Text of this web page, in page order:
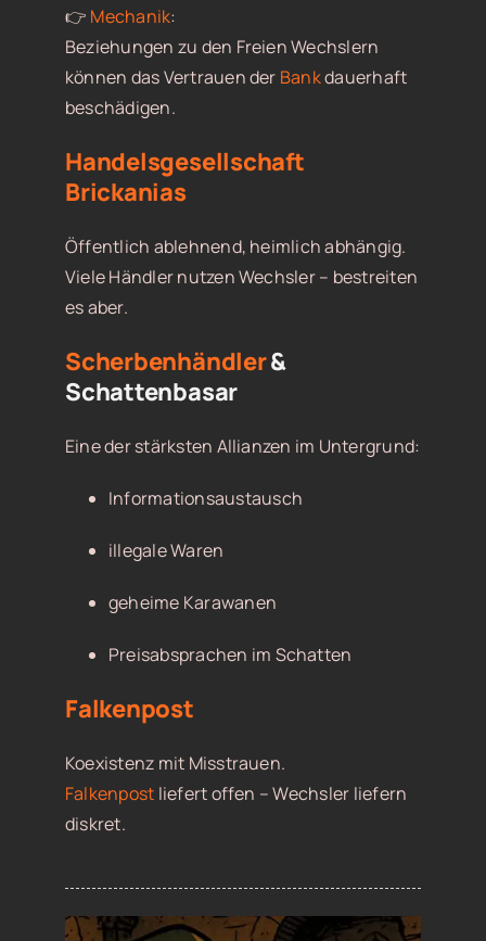
👉 Mechanik:
Beziehungen zu den Freien Wechslern
können das Vertrauen der Bankdauerhaft
beschädigen.
Handelsgesellschaft
Brickanias
Öffentlich ablehnend, heimlich abhängig.
Viele Händler nutzen Wechsler – bestreiten
es aber.
Scherbenhändler&
Schattenbasar
Eine der stärksten Allianzen im Untergrund:
Informationsaustausch
illegale Waren
geheime Karawanen
Preisabsprachen im Schatten
Falkenpost
Koexistenz mit Misstrauen.
Falkenpost liefert offen – Wechsler liefern
diskret.